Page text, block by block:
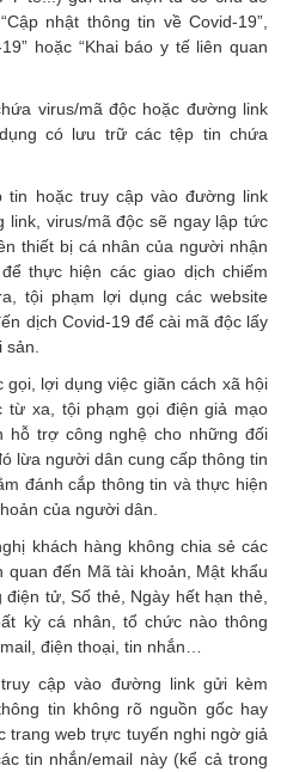
nhật thông tin về Covid-19”,
hoặc “Khai báo y tế liên quan
virus/mã độc hoặc đường link
có lưu trữ các tệp tin chứa
tin hoặc truy cập vào đường link
link, virus/mã độc sẽ ngay lập tức
thiết bị cá nhân của người nhận
thực hiện các giao dịch chiếm
tội phạm lợi dụng các website
dịch Covid-19 để cài mã độc lấy
lợi dụng việc giãn cách xã hội
từ xa, tội phạm gọi điện giả mạo
trợ công nghệ cho những đối
lừa người dân cung cấp thông tin
đánh cắp thông tin và thực hiện
của người dân.
khách hàng không chia sẻ các
đến Mã tài khoản, Mật khẩu
tử, Số thẻ, Ngày hết hạn thẻ,
kỳ cá nhân, tổ chức nào thông
điện thoại, tin nhắn…
cập vào đường link gửi kèm
tin không rõ nguồn gốc hay
trang web trực tuyến nghi ngờ giả
tin nhắn/email này (kể cả trong